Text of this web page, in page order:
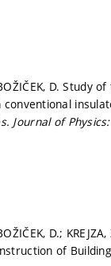
BOŽIČEK, D.
Journal of
D.;
of